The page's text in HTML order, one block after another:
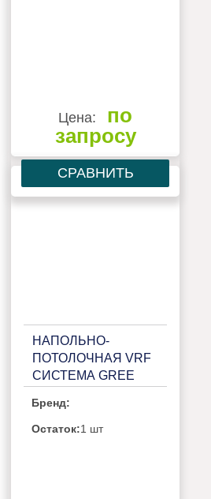
Цена:
по
запросу
СРАВНИТЬ
НАПОЛЬНО-
ПОТОЛОЧНАЯ VRF
СИСТЕМА GREE
Бренд:
Остаток:1 шт